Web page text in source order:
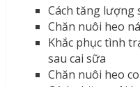
Cách tăng lượng
Chăn nuôi heo
Khắc phục tình
sau cai sữa
Chăn nuôi heo